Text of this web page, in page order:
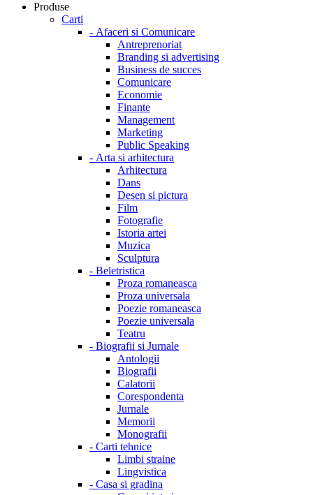
Produse
Carti
- Afaceri si Comunicare
Antreprenoriat
Branding si advertising
Business de succes
Comunicare
Economie
Finante
Management
Marketing
Public Speaking
- Arta si arhitectura
Arhitectura
Dans
Desen si pictura
Film
Fotografie
Istoria artei
Muzica
Sculptura
- Beletristica
Proza romaneasca
Proza universala
Poezie romaneasca
Poezie universala
Teatru
- Biografii si Jurnale
Antologii
Biografii
Calatorii
Corespondenta
Jurnale
Memorii
Monografii
- Carti tehnice
Limbi straine
Lingvistica
- Casa si gradina